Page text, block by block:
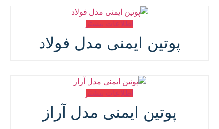
اطلاعات بیشتر
پوتین ایمنی مدل فولاد
اطلاعات بیشتر
پوتین ایمنی مدل آراز